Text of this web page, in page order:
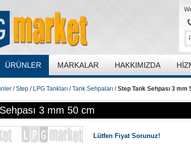
ÜRÜNLER MARKALAR HAKKIMIZDA
/Step / LPG Tankları /Tank Sehpaları /Step Tank Sehpası 3 mm
3 mm 50 cm
Lütfen Fiyat Sorunuz!